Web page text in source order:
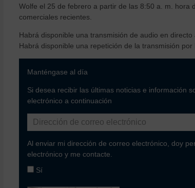
Wolfe el 25 de febrero a partir de las 8:50 a. m. hora
comerciales recientes.
Habrá disponible una transmisión de audio en
Habrá disponible una repetición de la transmisión por
Manténgase al día
Si desea recibir las últimas noticias e información
electrónico a continuación
Al enviar mi dirección de correo electrónico, doy
electrónico y me contacte.
Sí